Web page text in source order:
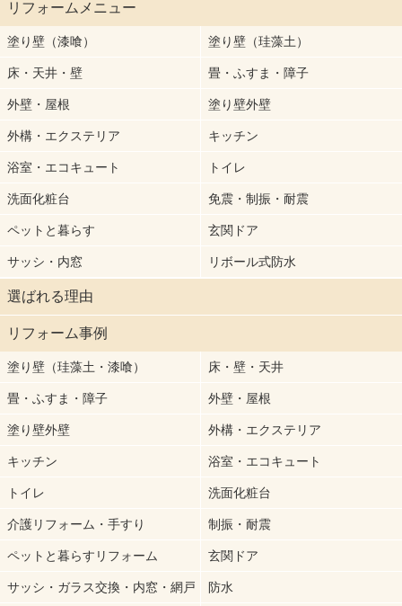
リフォームメニュー
塗り壁（漆喰） 塗り壁（珪藻土）
床・天井・壁 畳・ふすま・障子
外壁・屋根 塗り壁外壁
外構・エクステリア キッチン
浴室・エコキュート トイレ
洗面化粧台 免震・制振・耐震
ペットと暮らす 玄関ドア
サッシ・内窓 リボール式防水
選ばれる理由
リフォーム事例
塗り壁（珪藻土・漆喰） 床・壁・天井
畳・ふすま・障子 外壁・屋根
塗り壁外壁 外構・エクステリア
キッチン 浴室・エコキュート
トイレ 洗面化粧台
介護リフォーム・手すり 制振・耐震
ペットと暮らすリフォーム 玄関ドア
サッシ・ガラス交換・内窓・網戸 防水